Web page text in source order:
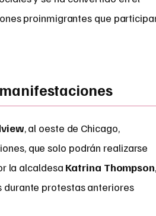
proinmigrantes que
, al oeste de Chicago,
que solo podrán realizarse
la alcaldesa Katrina Thompson,
durante protestas anteriores